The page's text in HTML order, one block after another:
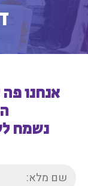
אנחנו פה
נשמח